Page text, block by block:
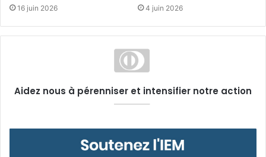
16 juin 2026 4 juin 2026
Aidez nous à pérenniser et intensifier notre action